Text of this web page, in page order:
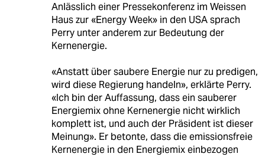
Anlässlich einer Pressekonferenz im Weissen
Haus zur «Energy Week» in den USA sprach
Perry unter anderem zur Bedeutung der
Kernenergie.
«Anstatt über saubere Energie nur zu predigen,
wird diese Regierung handeln», erklärte Perry.
«Ich bin der Auffassung, dass ein sauberer
Energiemix ohne Kernenergie nicht wirklich
komplett ist, und auch der Präsident ist dieser
Meinung». Er betonte, dass die emissionsfreie
Kernenergie in den Energiemix einbezogen